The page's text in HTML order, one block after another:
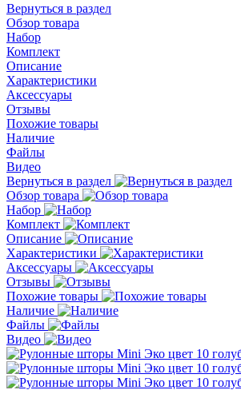
Вернуться в раздел
Обзор товара
Набор
Комплект
Описание
Характеристики
Аксессуары
Отзывы
Похожие товары
Наличие
Файлы
Видео
Вернуться в раздел
Обзор товара
Набор
Комплект
Описание
Характеристики
Аксессуары
Отзывы
Похожие товары
Наличие
Файлы
Видео